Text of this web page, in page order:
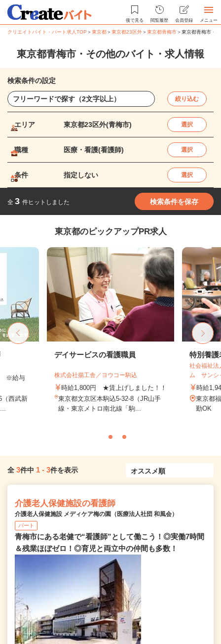
後で見る 閲覧履歴 会員登録 メニュー
クリエイトバイト・パート求人TOP ＞東京都＞東京都23区外＞東京都青梅市＞東京都青梅市・
東京都青梅市・その他のバイト・求人情報
検索条件の設定
絞り込む
エリア 東京都23区外(青梅市) 選択
職種 医療・看護(看護師) 選択
条件 指定しない 選択
全 3 件ヒットしました 検索条件を保存
東京都のピックアップPR求人
※給与
（西武新
デイサービスの看護職員
株式会社揚工舎／ヨウコー駒込
時給1,800円 ★賃上げしました！！
東京都文京区本駒込5-32-8（JR山手
線・東京メトロ南北線「駒...
特別養護
社会福祉
ム サンシ
時給
東京都
勤OK
全 3件中 1 - 3件を表示
介護老人保健施設の看護師
介護老人保健施設 メディケア梅の園（医療法人社団 和風会）
パート
青梅市にある老健で“看護師”として働こう！◎実働7時間
＆残業ほぼゼロ！◎育児と両立中の仲間も多数！